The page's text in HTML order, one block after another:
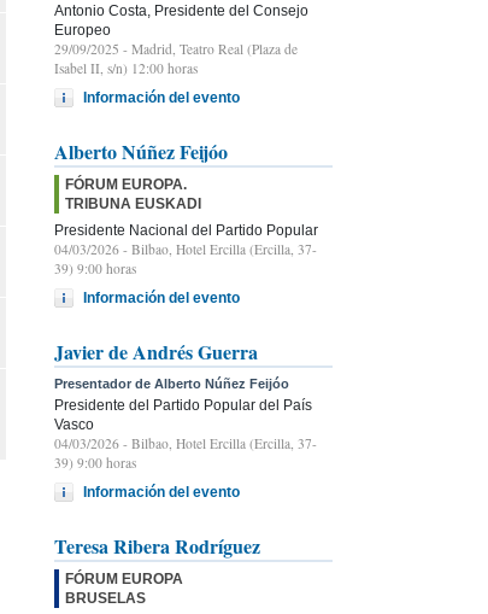
Antonio Costa, Presidente del Consejo
Europeo
29/09/2025 - Madrid, Teatro Real (Plaza de
Isabel II, s/n) 12:00 horas
Información del evento
Alberto Núñez Feijóo
FÓRUM EUROPA.
TRIBUNA EUSKADI
Presidente Nacional del Partido Popular
04/03/2026 - Bilbao, Hotel Ercilla (Ercilla, 37-
39) 9:00 horas
Información del evento
Javier de Andrés Guerra
Presentador de Alberto Núñez Feijóo
Presidente del Partido Popular del País
Vasco
04/03/2026 - Bilbao, Hotel Ercilla (Ercilla, 37-
39) 9:00 horas
Información del evento
Teresa Ribera Rodríguez
FÓRUM EUROPA
BRUSELAS